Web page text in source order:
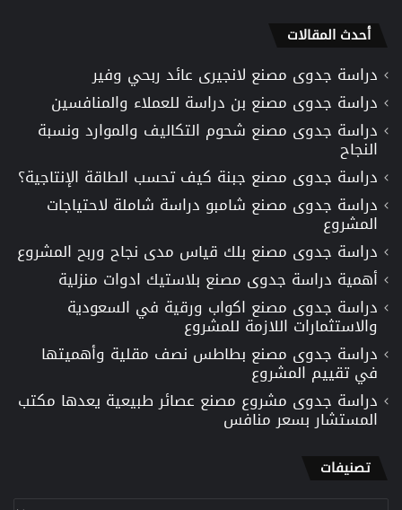
أحدث المقالات
دراسة جدوى مصنع لانجيرى عائد ربحي وفير
دراسة جدوى مصنع بن دراسة للعملاء والمنافسين
دراسة جدوى مصنع شحوم التكاليف والموارد ونسبة
النجاح
دراسة جدوى مصنع جبنة كيف تحسب الطاقة الإنتاجية؟
دراسة جدوى مصنع شامبو دراسة شاملة لاحتياجات
المشروع
دراسة جدوى مصنع بلك قياس مدى نجاح وربح المشروع
أهمية دراسة جدوى مصنع بلاستيك ادوات منزلية
دراسة جدوى مصنع اكواب ورقية في السعودية
والاستثمارات اللازمة للمشروع
دراسة جدوى مصنع بطاطس نصف مقلية وأهميتها
في تقييم المشروع
دراسة جدوى مشروع مصنع عصائر طبيعية يعدها مكتب
المستشار بسعر منافس
تصنيفات